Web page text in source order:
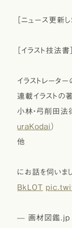
［ニュース更新し
［イラスト技法書
イラストレータ
連載イラストの
小林・弓削田
uraKodai ）
他
にお話を伺い
BkLOT
— 画材図鑑.jp